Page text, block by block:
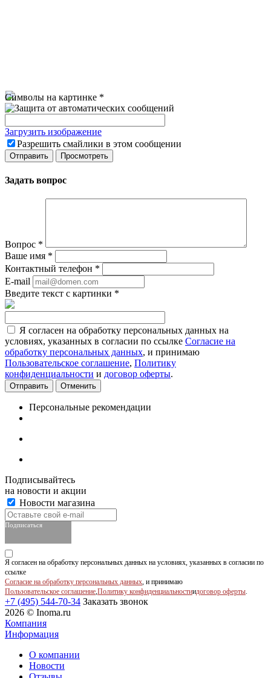
Символы на картинке *
Загрузить изображение
Разрешить смайлики в этом сообщении
Задать вопрос
Вопрос *
Ваше имя *
Контактный телефон *
E-mail
Введите текст с картинки *
Я согласен на обработку персональных данных на
условиях, указанных в согласии по ссылке Согласие на
обработку персональных данных, и принимаю
Пользовательское соглашение, Политику
конфиденциальности и договор оферты.
Отменить
Персональные рекомендации
Подписывайтесь
на новости и акции
Новости магазина
Подписаться
Я согласен на обработку персональных данных на условиях, указанных в согласии по
ссылке
Согласие на обработку персональных данных, и принимаю
Пользовательское соглашение,Политику конфиденциальностиидоговор оферты.
+7 (495) 544-70-34 Заказать звонок
2026 © Inoma.ru
Компания
Информация
О компании
Новости